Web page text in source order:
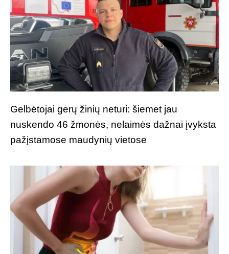
Gelbėtojai gerų žinių neturi: šiemet jau
nuskendo 46 žmonės, nelaimės dažnai įvyksta
pažįstamose maudynių vietose